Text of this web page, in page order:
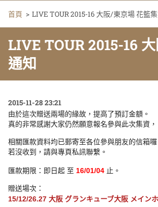
首頁 > LIVE TOUR 2015-16 大阪/東京場 花籃
LIVE TOUR 2015-16
通知
2015-11-28 23:21
由於這次贈送兩場的緣故，提高了預訂金額。
真的非常感謝大家仍然願意報名參與此次集資，
相關匯款資料均已郵寄至各位參與朋友的信箱囉
若沒收到，請與專頁私訊聯繫。
匯款期限：即日起 至 16/01/04 止。
贈送場次：
15/12/26.27 大阪 グランキューブ大阪 メイン